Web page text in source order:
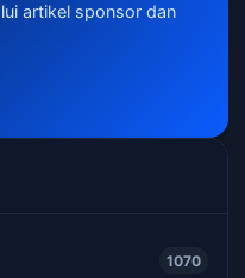
artikel sponsor dan
1070